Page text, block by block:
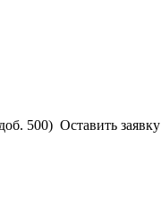
500) Оставить заявку